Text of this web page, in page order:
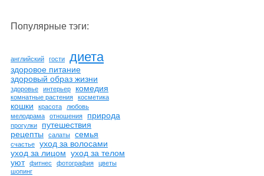
Популярные тэги:
английский гости диета
здоровое питание
здоровый образ жизни
здоровье интерьер комедия
комнатные растения косметика
кошки красота
любовь
мелодрама
отношения природа
прогулки
путешествия
рецепты
салаты семья
счастье
уход за волосами
уход за лицом уход за телом
уют
фитнес фотография
цветы
шопинг